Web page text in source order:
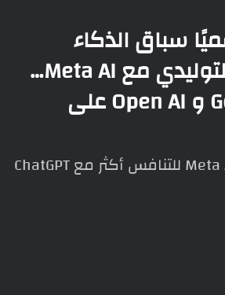
سباق الذكاء
الإصطناعي التوليدي مع Meta AI…
هيمنة Google و Open AI على
ميتا تعزز قدرات Meta AI للتنافس أكثر مع ChatGPT